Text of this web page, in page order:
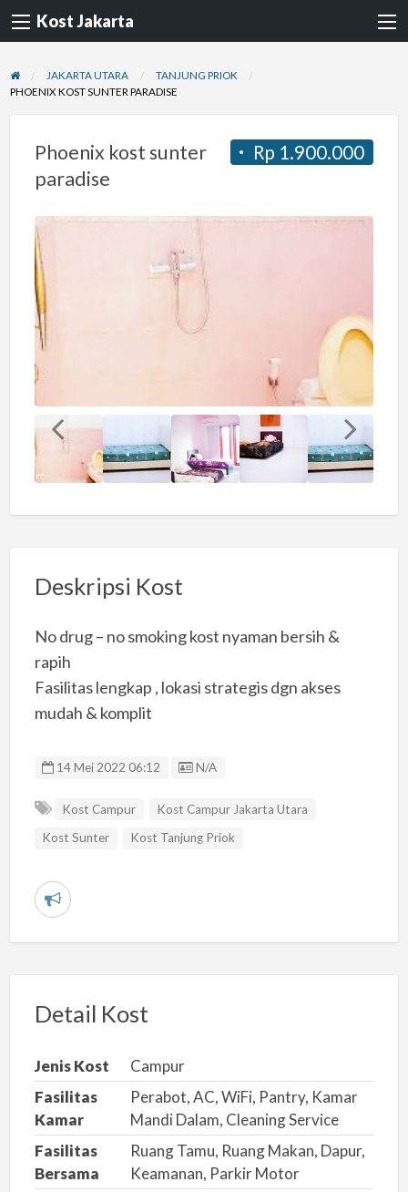
Kost Jakarta
JAKARTA UTARA
TANJUNG PRIOK
PHOENIX KOST SUNTER PARADISE
Rp 1.900.000
Phoenix kost sunter
paradise
Deskripsi Kost
No drug – no smoking kost nyaman bersih &
rapih
Fasilitas lengkap , lokasi strategis dgn akses
mudah & komplit
14 Mei 2022 06:12 Listing ID
N/A
Kost Campur
Kost Campur Jakarta Utara
Kost Sunter
Kost Tanjung Priok
L
r
n
m
a
s
a
Detail Kost
Jenis Kost
Campur
Fasilitas
Kamar
Perabot, AC, WiFi, Pantry, Kamar
Mandi Dalam, Cleaning Service
Fasilitas
Bersama
Ruang Tamu, Ruang Makan, Dapur,
Keamanan, Parkir Motor